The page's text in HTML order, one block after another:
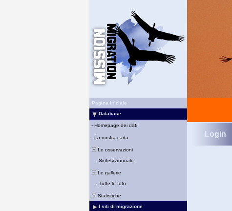
Pagina iniziale
Database
- Homepage dei dati
- La nostra carta
Le osservazioni
- Sintesi annuale
Le gallerie
- Tutte le foto
Statistiche
I siti di migrazione
Login